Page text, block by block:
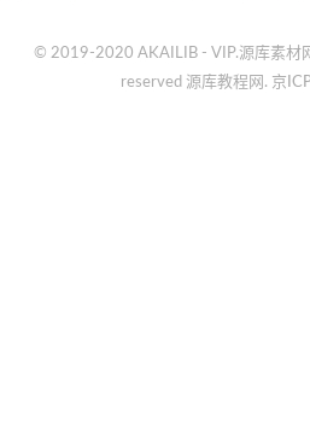
© 2019-2020 AKAILIB - VIP.源库素材
reserved 源库教程网. 京